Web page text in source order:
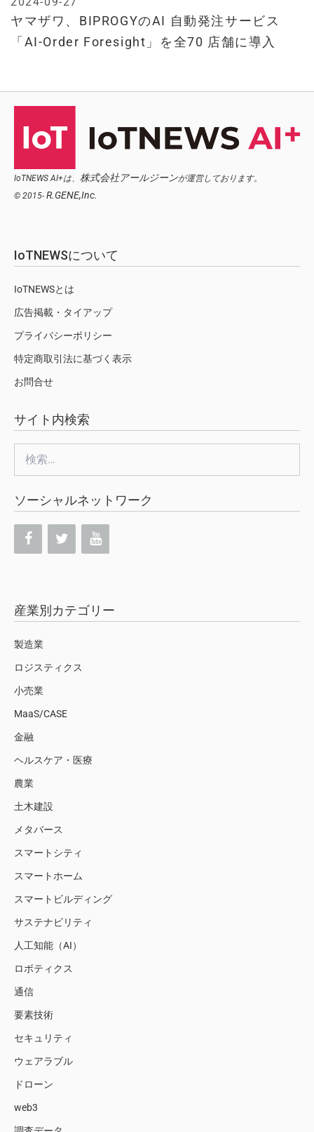
ヤマザワ、BIPROGYのAI 自動発注サービス
「AI-Order Foresight」を全70 店舗に導入
IoTNEWS AI+は、 株式会社アールジーンが運営しております。
© 2015- R.GENE,Inc.
IoTNEWSについて
IoTNEWSとは
広告掲載・タイアップ
プライバシーポリシー
特定商取引法に基づく表示
お問合せ
サイト内検索
索:
ソーシャルネットワーク
産業別カテゴリー
製造業
ロジスティクス
小売業
MaaS/CASE
金融
ヘルスケア・医療
農業
土木建設
メタバース
スマートシティ
スマートホーム
スマートビルディング
サステナビリティ
人工知能（AI）
ロボティクス
通信
要素技術
セキュリティ
ウェアラブル
ドローン
web3